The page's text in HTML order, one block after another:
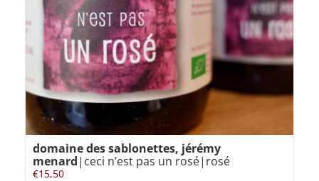
domaine des sablonettes, jérémy
menard|ceci n’est pas un rosé|rosé
€15,50